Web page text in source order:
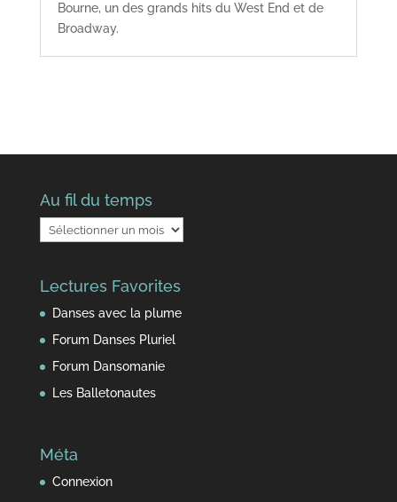
Bourne, un des grands hits du West End et de
Broadway.
Au fil du temps
Au
fil
temps
Lectures Favorites
Danses avec la plume
Forum Danses Pluriel
Forum Dansomanie
Les Balletonautes
Méta
Connexion